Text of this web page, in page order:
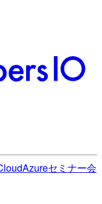
Azureセミナー会